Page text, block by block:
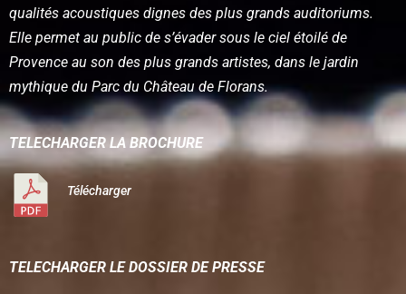
qualités acoustiques dignes des plus grands auditoriums.
Elle permet au public de s’évader sous le ciel étoilé de
Provence au son des plus grands artistes, dans le jardin
mythique du Parc du Château de Florans.
TELECHARGER LA BROCHURE
Télécharger
TELECHARGER LE DOSSIER DE PRESSE